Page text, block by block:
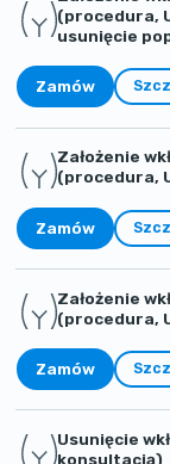
(procedura,
usunięcie
Zamów
Założenie
(procedura,
Zamów
Założenie
(procedura,
Zamów
Usunięcie
konsultacją)